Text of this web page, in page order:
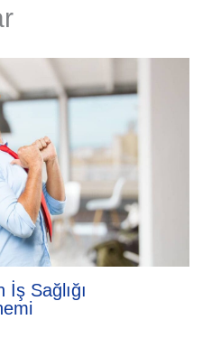
İş Sağlığı